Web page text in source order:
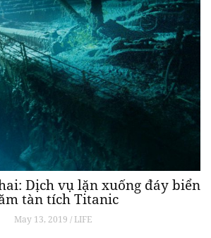
Dịch vụ lặn xuống đáy biển
tàn tích Titanic
May 13, 2019 / LIFE